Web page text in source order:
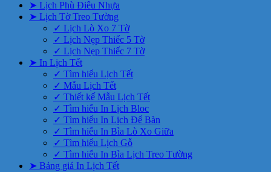
➤ Lịch Phù Điêu Nhựa
➤ Lịch Tờ Treo Tường
✓ Lịch Lò Xo 7 Tờ
✓ Lịch Nẹp Thiếc 5 Tờ
✓ Lịch Nẹp Thiếc 7 Tờ
➤ In Lịch Tết
✓ Tìm hiểu Lịch Tết
✓ Mẫu Lịch Tết
✓ Thiết kế Mẫu Lịch Tết
✓ Tìm hiểu In Lịch Bloc
✓ Tìm hiểu In Lịch Để Bàn
✓ Tìm hiểu In Bìa Lò Xo Giữa
✓ Tìm hiểu Lịch Gỗ
✓ Tìm hiểu In Bìa Lịch Treo Tường
➤ Bảng giá In Lịch Tết